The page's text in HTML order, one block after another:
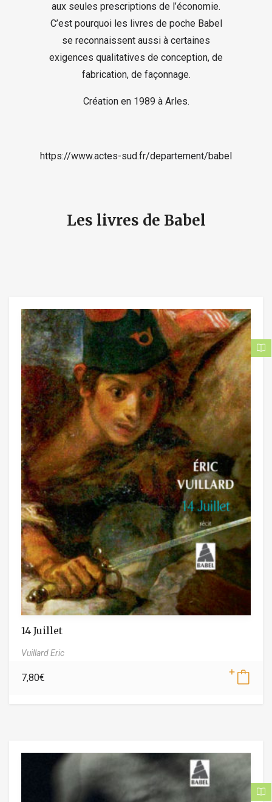
aux seules prescriptions de l’économie.
C’est pourquoi les livres de poche Babel
se reconnaissent aussi à certaines
exigences qualitatives de conception, de
fabrication, de façonnage.
Création en 1989 à Arles.
https://www.actes-sud.fr/departement/babel
Les livres de Babel
14 Juillet
Vuillard Eric
7,80€